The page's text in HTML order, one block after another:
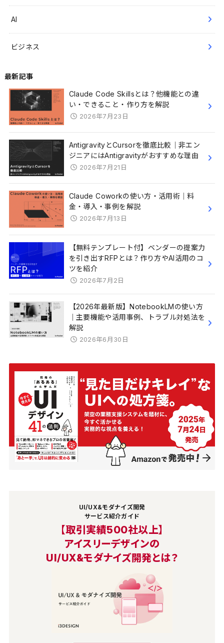
AI
ビジネス
最新記事
Claude Code Skillsとは？他機能との違
い・できること・作り方を解説
2026年7月23日
AntigravityとCursorを徹底比較｜非エン
ジニアにはAntigravityがおすすめな理由
2026年7月21日
Claude Coworkの使い方・活用術｜料
金・導入・事例を解説
2026年7月13日
【無料テンプレート付】ベンダーの提案力
を引き出すRFPとは？作り方やAI活用のコ
ツを紹介
2026年7月2日
【2026年最新版】NotebookLMの使い方
｜主要機能や活用事例、トラブル対処法を
解説
2026年6月30日
UI/UX&モダナイズ開発
サービス紹介ガイド
【取引実績500社以上】
アイスリーデザインの
UI/UX&モダナイズ開発とは？